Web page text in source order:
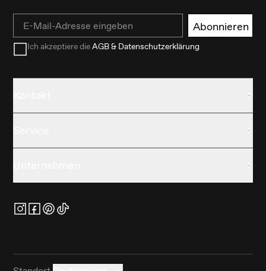
Email Abonnieren
Ich akzeptiere dieAGB & Datenschutzerklärung